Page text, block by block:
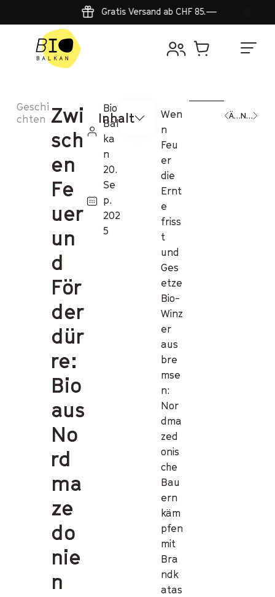
Gratis Versand ab CHF 85.—
Geschi
chten Zwi
sch
en
Fe
uer
un
d
För
der
dür
re:
Bio
aus
No
rd
ma
ze
do
nie
n
Bio
Bal
ka
n
20.
Se
p.
202
5
Wen
n
Feu
er
die
Ernt
e
friss
t
und
Ges
etze
Bio-
Winz
er
aus
bre
mse
n:
Nor
dma
zed
onis
che
Bau
ern
käm
pfen
mit
Bra
ndk
atas
Inhalt Älterer Beitrag Neuerer Beitrag